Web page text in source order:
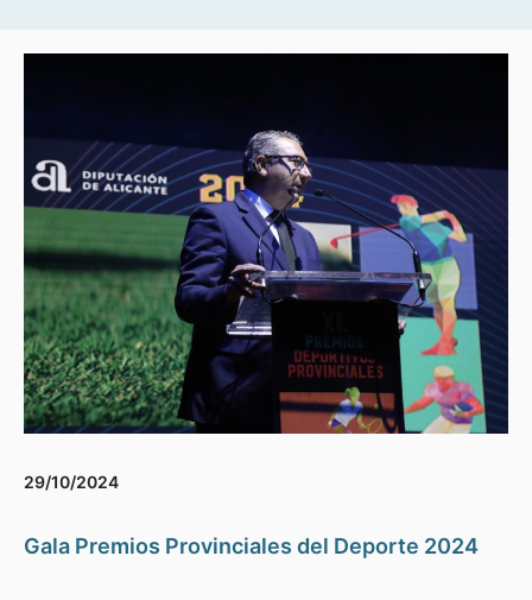
29/10/2024
Gala Premios Provinciales del Deporte 2024